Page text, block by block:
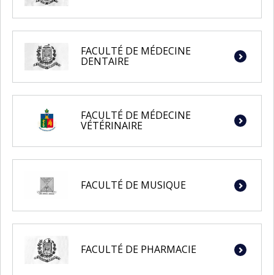
FACULTÉ DE MÉDECINE
DENTAIRE
FACULTÉ DE MÉDECINE
VÉTÉRINAIRE
FACULTÉ DE MUSIQUE
FACULTÉ DE PHARMACIE